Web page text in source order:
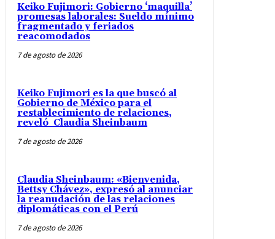
Keiko Fujimori: Gobierno ‘maquilla’
promesas laborales: Sueldo mínimo
fragmentado y feriados
reacomodados
7 de agosto de 2026
Keiko Fujimori es la que buscó al
Gobierno de México para el
restablecimiento de relaciones,
reveló Claudia Sheinbaum
7 de agosto de 2026
Claudia Sheinbaum: «Bienvenida,
Bettsy Chávez», expresó al anunciar
la reanudación de las relaciones
diplomáticas con el Perú
7 de agosto de 2026